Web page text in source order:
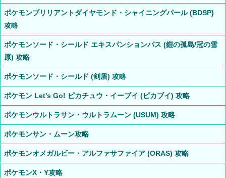
ポケモンブリリアントダイヤモンド・シャイニングパール (BDSP)
攻略
ポケモンソード・シールド エキスパンションパス (鎧の孤島/冠の雪
原) 攻略
ポケモンソード・シールド (剣盾) 攻略
ポケモン Let's Go! ピカチュウ・イーブイ (ピカブイ) 攻略
ポケモンウルトラサン・ウルトラムーン (USUM) 攻略
ポケモンサン・ムーン攻略
ポケモンオメガルビー・アルファサファイア (ORAS) 攻略
ポケモンX・Y攻略